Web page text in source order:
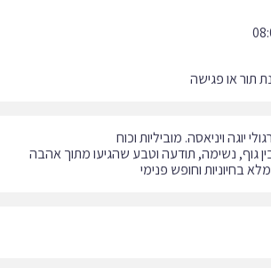
או פגישה
גוף, נשימה, תודעה וטבע שהגיעו מתוך אהבה
וחופש פנימי